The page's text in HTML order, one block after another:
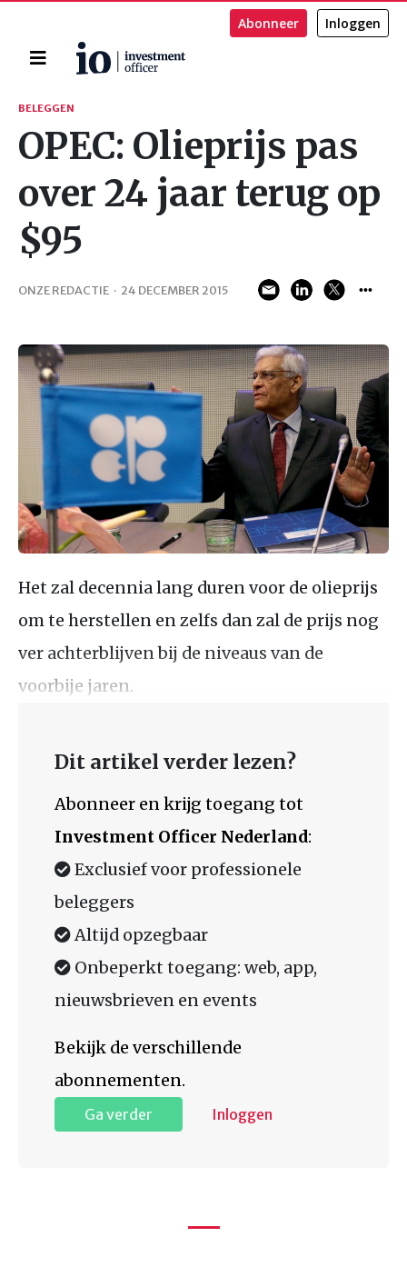
Home
Abonneer Inloggen
Zoeken
BELEGGEN
OPEC: Olieprijs pas
over 24 jaar terug op
$95
ONZE REDACTIE · 24 DECEMBER 2015
Het zal decennia lang duren voor de olieprijs
om te herstellen en zelfs dan zal de prijs nog
ver achterblijven bij de niveaus van de
voorbije jaren.
Dit artikel verder lezen?
Abonneer en krijg toegang tot
Investment Officer Nederland:
Exclusief voor professionele
beleggers
Altijd opzegbaar
Onbeperkt toegang: web, app,
nieuwsbrieven en events
Bekijk de verschillende
abonnementen.
Ga verder Inloggen